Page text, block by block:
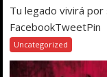
Tu legado vivirá
FacebookTweetPin
Uncategorized